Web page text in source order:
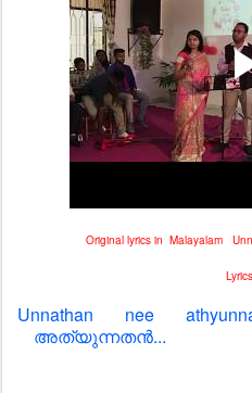
Original lyrics in Malayalam
Lyrics Sam T
Unnathan nee
അത്യുന്നതൻ...